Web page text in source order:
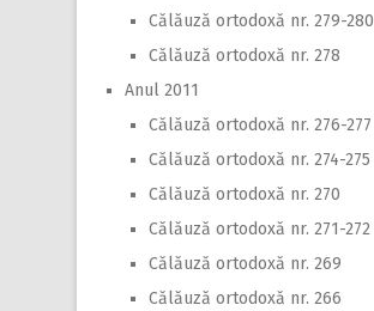
Călăuză ortodoxă nr. 279-280
Călăuză ortodoxă nr. 278
Anul 2011
Călăuză ortodoxă nr. 276-277
Călăuză ortodoxă nr. 274-275
Călăuză ortodoxă nr. 270
Călăuză ortodoxă nr. 271-272
Călăuză ortodoxă nr. 269
Călăuză ortodoxă nr. 266